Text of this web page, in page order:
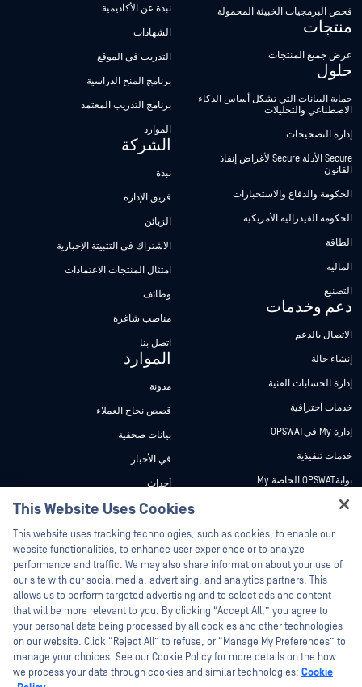
فحص البرمجيات الخبيثة المحمولة
منتجات
عرض جميع المنتجات
حلول
حماية البيانات التي تشكل أساس الذكاء
الاصطناعي والتحليلات
إدارة التصحيحات
Secure الأدلة Secure لأغراض إنفاذ
القانون
الحكومة والدفاع والاستخبارات
الحكومة الفيدرالية الأمريكية
الطاقة
الماليه
التصنيع
دعم وخدمات
الاتصال بالدعم
إنشاء حالة
إدارة الحسابات الفنية
خدمات احترافية
إدارة My فيOPSWAT
خدمات تنفيذية
بوابةOPSWAT الخاصة My
وثائق تقنية
دورات تدريبية
برنامج الثغرات الأمنية
الشركاء
شهادات
شركاء التكنولوجيا
برنامج شركاء القنوات
نبذة عن الأكاديمية
الشهادات
التدريب في الموقع
برنامج المنح الدراسية
برنامج التدريب المعتمد
الموارد
الشركة
نبذة
فريق الإدارة
الزبائن
الاشتراك في التثبيتة الإخبارية
امتثال المنتجات الاعتمادات
وظائف
مناصب شاغرة
اتصل بنا
الموارد
مدونة
قصص نجاح العملاء
بيانات صحفية
في الأخبار
أحداث
ندوات عبر الإنترنت
أوراق البيانات
مستندات تقنية
أدوات مجانية
This Website Uses Cookies
This website uses tracking technologies, such as cookies, to enable our
website functionalities, to enhance user experience or to analyze
performance and traffic. We may also share information about your use of
our site with our social media, advertising, and analytics partners. This
allows us to perform targeted advertising and to select ads and content
that will be more relevant to you. By clicking “Accept All,” you agree to
your personal data being processed by all cookies and other technologies
on our website. Click “Reject All” to refuse, or “Manage My Preferences” to
manage your choices. See our Cookie Policy for more details on the how
we process your data through cookies and similar technologies: Cookie
Hey there!
I'm Ozzy, your OPSWAT virtual assistant.
How can I help you secure what's critical
today?